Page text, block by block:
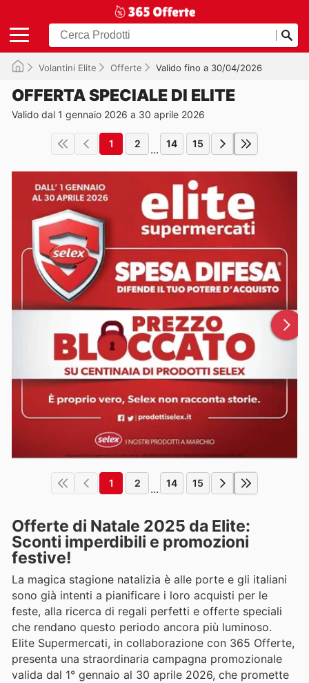
Volantini Elite Offerte Valido fino a 30/04/2026
OFFERTA SPECIALE DI ELITE
Valido dal 1 gennaio 2026 a 30 aprile 2026
1 2 ... 14 15
1 2 ... 14 15
Offerte di Natale 2025 da Elite:
Sconti imperdibili e promozioni
festive!
La magica stagione natalizia è alle porte e gli italiani
sono già intenti a pianificare i loro acquisti per le
feste, alla ricerca di regali perfetti e offerte speciali
che rendano questo periodo ancora più luminoso.
Elite Supermercati, in collaborazione con 365 Offerte,
presenta una straordinaria campagna promozionale
valida dal 1° gennaio al 30 aprile 2026, che promette